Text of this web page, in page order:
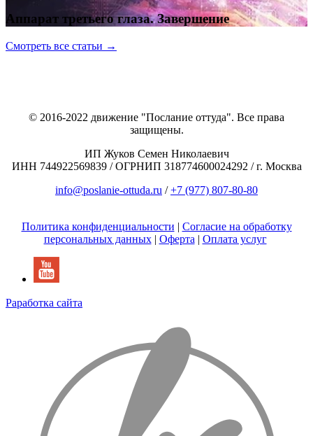
Аппарат третьего глаза. Завершение
Смотреть все статьи →
© 2016-2022 движение "Послание оттуда". Все права
защищены.
ИП Жуков Семен Николаевич
ИНН 744922569839 / ОГРНИП 318774600024292 / г. Москва
info@poslanie-ottuda.ru /+7 (977) 807-80-80
Политика конфиденциальности | Согласие на обработку
персональных данных | Оферта | Оплата услуг
Раработка сайта